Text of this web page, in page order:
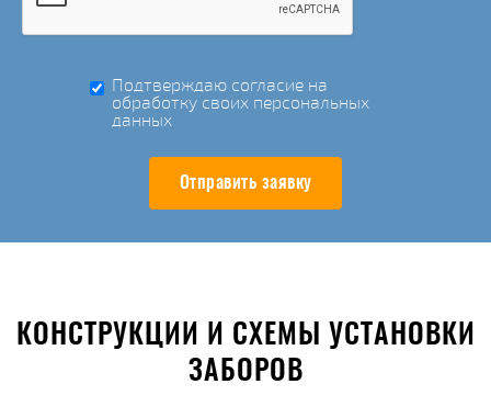
Подтверждаю согласие на
обработку своих персональных
данных
Отправить заявку
КОНСТРУКЦИИ И СХЕМЫ УСТАНОВКИ
ЗАБОРОВ